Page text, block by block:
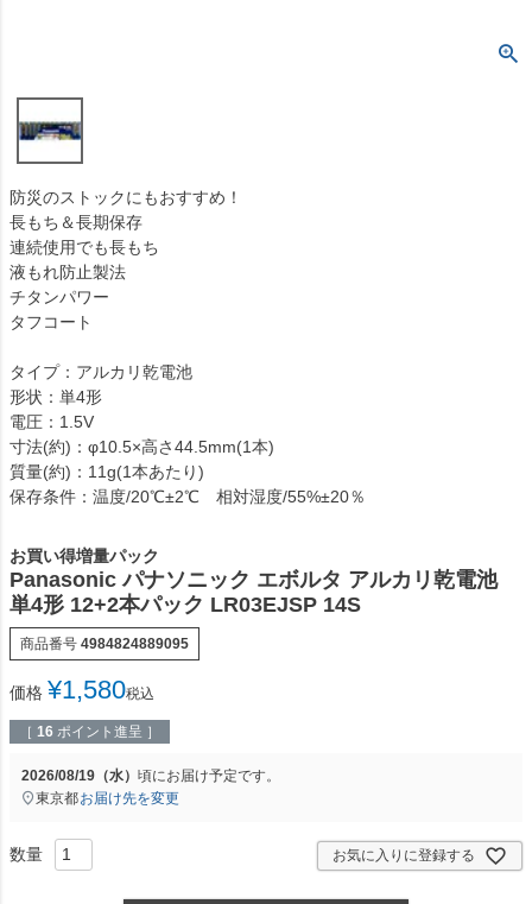
防災のストックにもおすすめ！
長もち＆長期保存
連続使用でも長もち
液もれ防止製法
チタンパワー
タフコート
タイプ：アルカリ乾電池
形状：単4形
電圧：1.5V
寸法(約)：φ10.5×高さ44.5mm(1本)
質量(約)：11g(1本あたり)
保存条件：温度/20℃±2℃ 相対湿度/55%±20％
お買い得増量パック
Panasonic パナソニック エボルタ アルカリ乾電池
単4形 12+2本パック LR03EJSP 14S
商品番号 4984824889095
価格 ¥1,580税込
［ 16 ポイント進呈 ］
2026/08/19（水） 頃にお届け予定です。
東京都お届け先を変更
お気に入りに登録する